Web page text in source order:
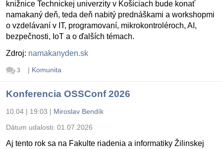
knižnice Technickej univerzity v Košiciach bude konať
namakaný deň, teda deň nabitý prednáškami a workshopmi
o vzdelávaní v IT, programovaní, mikrokontroléroch, AI,
bezpečnosti, IoT a o ďalších témach.
Zdroj: namakanyden.sk
3 | Komunita
Konferencia OSSConf 2026
10.04 | 19:03 | Miroslav Bendík
Dátum udalosti: 01.07.2026
Aj tento rok sa na Fakulte riadenia a informatiky Žilinskej